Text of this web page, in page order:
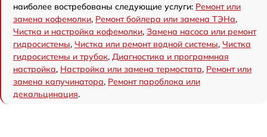
наиболее востребованы следующие услуги: Ремонт или
замена кофемолки, Ремонт бойлера или замена ТЭНа,
Чистка и настройка кофемолки, Замена насоса или ремонт
гидросистемы, Чистка или ремонт водной системы, Чистка
гидросистемы и трубок, Диагностика и программная
настройка, Настройка или замена термостата, Ремонт или
замена капучинатора, Ремонт пароблока или
декальцинация.